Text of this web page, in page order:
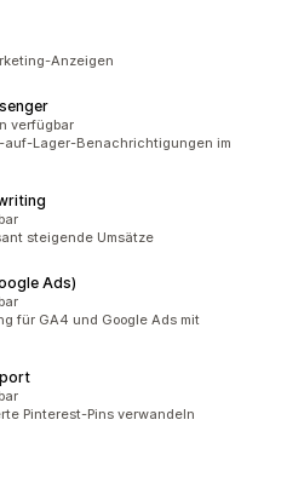
Anzeigen
verfügbar
Lager-Benachrichtigungen im
steigende Umsätze
Ads)
für GA4 und Google Ads mit
Pinterest-Pins verwandeln